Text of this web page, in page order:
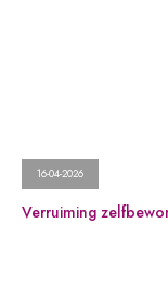
16-04-2026
Verruiming